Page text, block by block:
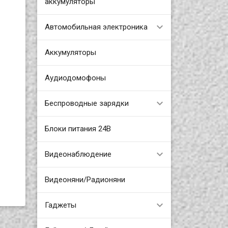
Автомобильная электроника
Аккумуляторы
Аудиодомофоны
Беспроводные зарядки
Блоки питания 24В
Видеонаблюдение
Видеоняни/Радионяни
Гаджеты